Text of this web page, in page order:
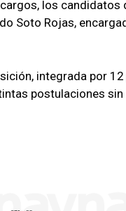
los candidatos
Soto Rojas,
integrada por
postulaciones